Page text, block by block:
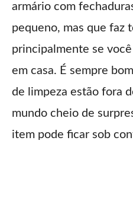
armário com
pequeno, mas que faz
principalmente se
em casa. É sempre
de limpeza estão fora
mundo cheio de
item pode ficar sob